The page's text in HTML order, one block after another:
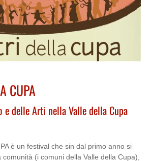
CUPA
e delle Arti nella Valle della Cupa
è un festival che sin dal primo anno si
(i comuni della Valle della Cupa),